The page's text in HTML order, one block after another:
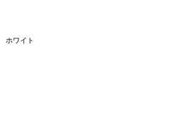
ホワイト